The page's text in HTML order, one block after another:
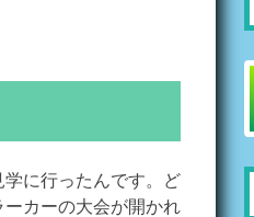
に行ったんです。ど
カーの大会が開かれ